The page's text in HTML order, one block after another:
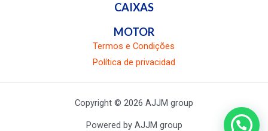
CAIXAS
MOTOR
Termos e Condições
Política de privacidad
Copyright © 2026 AJJM group
Powered by AJJM group